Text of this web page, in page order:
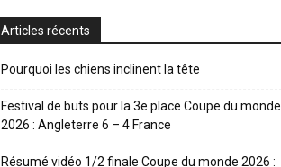
Articles récents
Pourquoi les chiens inclinent la tête
Festival de buts pour la 3e place Coupe du monde
2026 : Angleterre 6 – 4 France
Résumé vidéo 1/2 finale Coupe du monde 2026 :